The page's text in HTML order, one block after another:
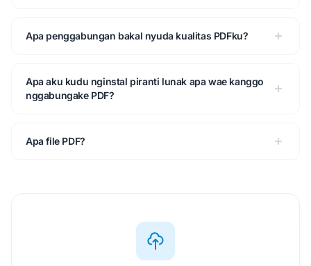
Apa penggabungan bakal nyuda kualitas PDFku?
Apa aku kudu nginstal piranti lunak apa wae kanggo
nggabungake PDF?
Apa file PDF?